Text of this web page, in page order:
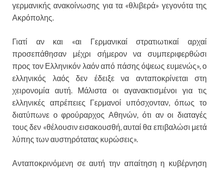
γερμανικής ανακοίνωσης για τα «θλιβερά» γεγονότα της
Ακρόπολης.
Γιατί αν και «αι Γερμανικαί στρατιωτικαί αρχαί
προσεπάθησαν μέχρι σήμερον να συμπεριφερθώσι
προς τον Ελληνικόν λαόν από πάσης όψεως ευμενώς», ο
ελληνικός λαός δεν έδειξε να ανταποκρίνεται στη
χειρονομία αυτή. Μάλιστα οι αγανακτισμένοι για τις
ελληνικές απρέπειες Γερμανοί υπόσχονταν, όπως το
διατύπωνε ο φρούραρχος Αθηνών, ότι αν οι διαταγές
τους δεν «θέλουσιν εισακουσθή, αυταί θα επιβαλώσι μετά
λύπης των αυστηρότατας κυρώσεις».
Ανταποκρινόμενη σε αυτή την απαίτηση η κυβέρνηση